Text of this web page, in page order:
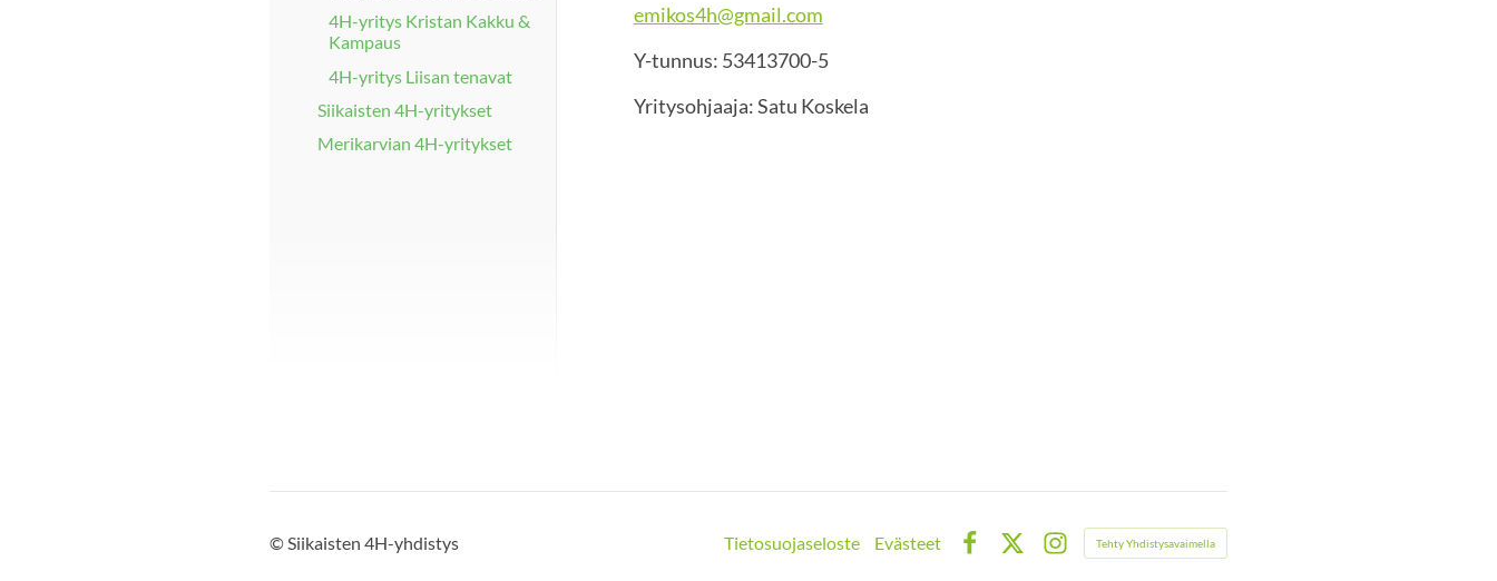
4H-yritys Kristan Kakku &
Kampaus
4H-yritys Liisan tenavat
Siikaisten 4H-yritykset
Merikarvian 4H-yritykset
emikos4h@gmail.com
Y-tunnus: 53413700-5
Yritysohjaaja: Satu Koskela
©Siikaisten 4H-yhdistys Tietosuojaseloste
Evästeet
Instagram
Tehty Yhdistysavaimella